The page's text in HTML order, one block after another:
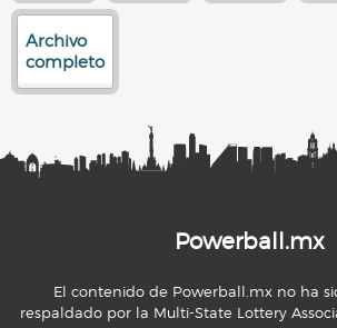
Archivo
completo
Powerball.mx
El contenido de Powerball.mx no ha
respaldado por la Multi-State Lottery